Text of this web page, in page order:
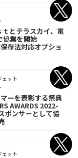
ｔとテラスカイ、電
協業を開始
存法対応オプショ
ェット
ーを表彰する祭典
AWARDS 2022-
ポンサーとして協
ェット